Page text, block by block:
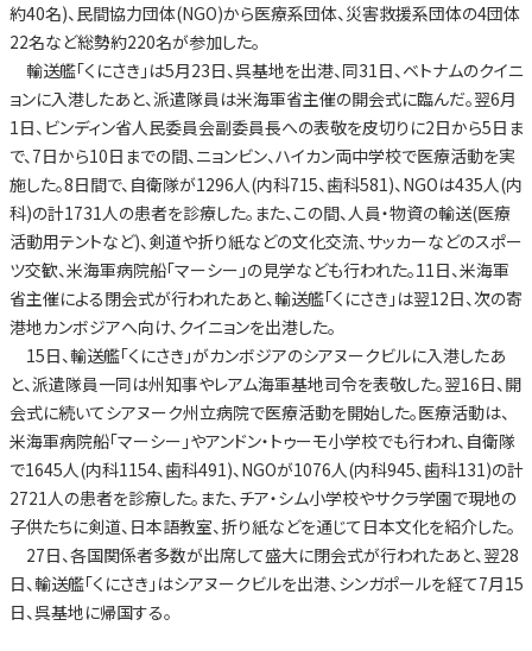
約40名)、民間協力団体(NGO)から医療系団体、災害救援系団体の4団体
22名など総勢約220名が参加した。
輸送艦「くにさき」は5月23日、呉基地を出港、同31日、ベトナムのクイニ
ョンに入港したあと、派遣隊員は米海軍省主催の開会式に臨んだ。翌6月
1日、ビンディン省人民委員会副委員長への表敬を皮切りに2日から5日ま
で、7日から10日までの間、ニョンビン、ハイカン両中学校で医療活動を実
施した。8日間で、自衛隊が1296人(内科715、歯科581)、NGOは435人(内
科)の計1731人の患者を診療した。また、この間、人員・物資の輸送(医療
活動用テントなど)、剣道や折り紙などの文化交流、サッカーなどのスポー
ツ交歓、米海軍病院船「マーシー」の見学なども行われた。11日、米海軍
省主催による閉会式が行われたあと、輸送艦「くにさき」は翌12日、次の寄
港地カンボジアへ向け、クイニョンを出港した。
15日、輸送艦「くにさき」がカンボジアのシアヌークビルに入港したあ
と、派遣隊員一同は州知事やレアム海軍基地司令を表敬した。翌16日、開
会式に続いてシアヌーク州立病院で医療活動を開始した。医療活動は、
米海軍病院船「マーシー」やアンドン・トゥーモ小学校でも行われ、自衛隊
で1645人(内科1154、歯科491)、NGOが1076人(内科945、歯科131)の計
2721人の患者を診療した。また、チア・シム小学校やサクラ学園で現地の
子供たちに剣道、日本語教室、折り紙などを通じて日本文化を紹介した。
27日、各国関係者多数が出席して盛大に閉会式が行われたあと、翌28
日、輸送艦「くにさき」はシアヌークビルを出港、シンガポールを経て7月15
日、呉基地に帰国する。